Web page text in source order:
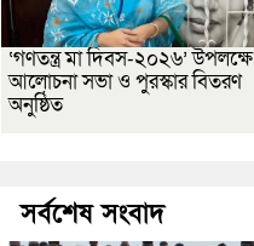
‘গণতন্ত্র মা দিবস-২০২৬’ উপলক্ষে
আলোচনা সভা ও পুরস্কার বিতরণ
অনুষ্ঠিত
সর্বশেষ সংবাদ